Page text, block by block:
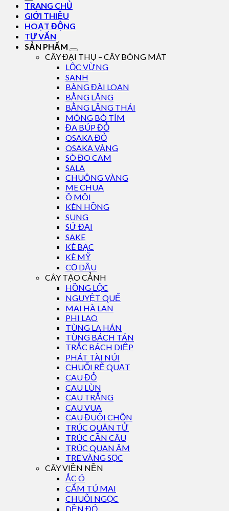
TRANG CHỦ
GIỚI THIỆU
HOẠT ĐỘNG
TƯ VẤN
SẢN PHẨM
CÂY ĐẠI THỤ – CÂY BÓNG MÁT
LỘC VỪNG
SANH
BÀNG ĐÀI LOAN
BẰNG LĂNG
BẰNG LĂNG THÁI
MÓNG BÒ TÍM
ĐA BÚP ĐỎ
OSAKA ĐỎ
OSAKA VÀNG
SÒ ĐO CAM
SALA
CHUÔNG VÀNG
ME CHUA
Ô MÔI
KÈN HỒNG
SUNG
SỨ ĐẠI
SAKE
KÈ BẠC
KÈ MỸ
CỌ DẦU
CÂY TẠO CẢNH
HỒNG LỘC
NGUYỆT QUẾ
MAI HÀ LAN
PHI LAO
TÙNG LA HÁN
TÙNG BÁCH TÁN
TRẮC BÁCH DIỆP
PHÁT TÀI NÚI
CHUỐI RẼ QUẠT
CAU ĐỎ
CAU LÙN
CAU TRẮNG
CAU VUA
CAU ĐUÔI CHỒN
TRÚC QUÂN TỬ
TRÚC CẦN CÂU
TRÚC QUAN ÂM
TRE VÀNG SỌC
CÂY VIỀN NỀN
ẮC Ó
CẨM TÚ MAI
CHUỖI NGỌC
DỀN ĐỎ